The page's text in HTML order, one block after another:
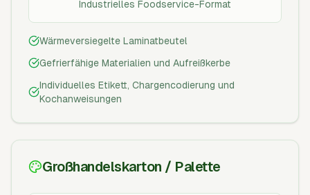
Industrielles Foodservice-Format
Wärmeversiegelte Laminatbeutel
Gefrierfähige Materialien und Aufreißkerbe
Individuelles Etikett, Chargencodierung und
Kochanweisungen
Großhandelskarton / Palette